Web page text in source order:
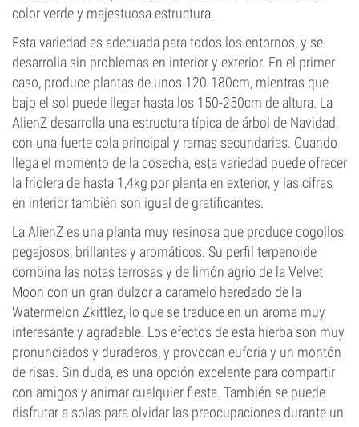
color verde y majestuosa estructura.
Esta variedad es adecuada para todos los entornos, y se
desarrolla sin problemas en interior y exterior. En el primer
caso, produce plantas de unos 120-180cm, mientras que
bajo el sol puede llegar hasta los 150-250cm de altura. La
AlienZ desarrolla una estructura típica de árbol de Navidad,
con una fuerte cola principal y ramas secundarias. Cuando
llega el momento de la cosecha, esta variedad puede ofrecer
la friolera de hasta 1,4kg por planta en exterior, y las cifras
en interior también son igual de gratificantes.
La AlienZ es una planta muy resinosa que produce cogollos
pegajosos, brillantes y aromáticos. Su perfil terpenoide
combina las notas terrosas y de limón agrio de la Velvet
Moon con un gran dulzor a caramelo heredado de la
Watermelon Zkittlez, lo que se traduce en un aroma muy
interesante y agradable. Los efectos de esta hierba son muy
pronunciados y duraderos, y provocan euforia y un montón
de risas. Sin duda, es una opción excelente para compartir
con amigos y animar cualquier fiesta. También se puede
disfrutar a solas para olvidar las preocupaciones durante un